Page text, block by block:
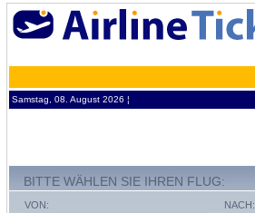
Samstag, 08. August 2026 ¦
BITTE WÄHLEN SIE IHREN FLUG:
VON: NACH: